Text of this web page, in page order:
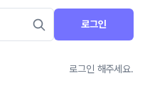
로그인
로그인 해주세요.